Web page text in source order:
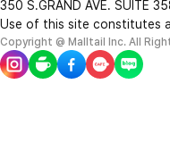
350 S.GRAND AVE. SUITE
Use of this site constitutes
Copyright @ Malltail Inc. All